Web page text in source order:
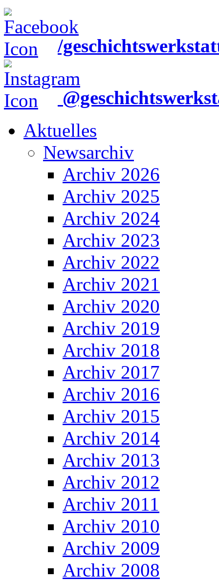
/
Aktuelles
Newsarchiv
Archiv 2026
Archiv 2025
Archiv 2024
Archiv 2023
Archiv 2022
Archiv 2021
Archiv 2020
Archiv 2019
Archiv 2018
Archiv 2017
Archiv 2016
Archiv 2015
Archiv 2014
Archiv 2013
Archiv 2012
Archiv 2011
Archiv 2010
Archiv 2009
Archiv 2008